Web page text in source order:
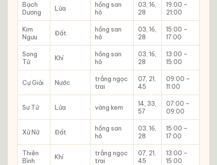
Bạch
Dương
Lửa
hồng san
hô
03, 16,
28
19:00 –
21:00
Kim
Ngưu
Đất
hồng san
hô
03, 16,
28
15:00 –
17:00
Song
Tử
Khí
hồng san
hô
03, 16,
28
13:00 –
15:00
Cự Giải Nước
trắng ngọc
trai
07, 21,
45
09:00 –
11:00
Sư Tử Lửa vàng kem
14, 33,
57
07:00 –
09:00
Xử Nữ Đất
hồng san
hô
03, 16,
28
15:00 –
17:00
Thiên
Bình
Khí
trắng ngọc
trai
07, 21,
45
13:00 –
15:00